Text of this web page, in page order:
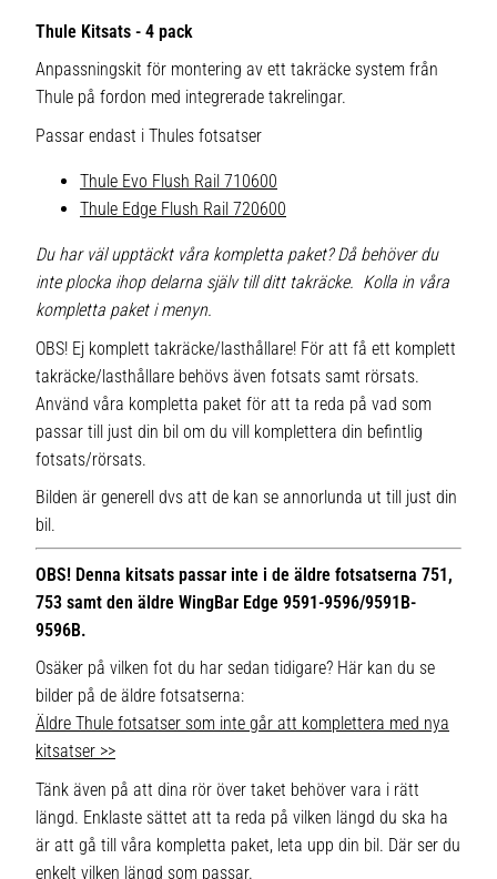
Thule Kitsats - 4 pack
Anpassningskit för montering av ett takräcke system från
Thule på fordon med integrerade takrelingar.
Passar endast i Thules fotsatser
Thule Evo Flush Rail 710600
Thule Edge Flush Rail 720600
Du har väl upptäckt våra kompletta paket? Då behöver du
inte plocka ihop delarna själv till ditt takräcke. Kolla in våra
kompletta paket i menyn.
OBS! Ej komplett takräcke/lasthållare! För att få ett komplett
takräcke/lasthållare behövs även fotsats samt rörsats.
Använd våra kompletta paket för att ta reda på vad som
passar till just din bil om du vill komplettera din befintlig
fotsats/rörsats.
Bilden är generell dvs att de kan se annorlunda ut till just din
bil.
OBS! Denna kitsats passar inte i de äldre fotsatserna 751,
753 samt den äldre WingBar Edge 9591-9596/9591B-
9596B.
Osäker på vilken fot du har sedan tidigare? Här kan du se
bilder på de äldre fotsatserna:
Äldre Thule fotsatser som inte går att komplettera med nya
kitsatser >>
Tänk även på att dina rör över taket behöver vara i rätt
längd. Enklaste sättet att ta reda på vilken längd du ska ha
är att gå till våra kompletta paket, leta upp din bil. Där ser du
enkelt vilken längd som passar.